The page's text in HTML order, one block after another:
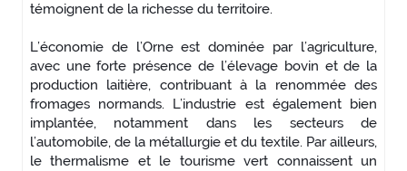
témoignent de la richesse du territoire.
L’économie de l’Orne est dominée par l’agriculture,
avec une forte présence de l’élevage bovin et de la
production laitière, contribuant à la renommée des
fromages normands. L’industrie est également bien
implantée, notamment dans les secteurs de
l’automobile, de la métallurgie et du textile. Par ailleurs,
le thermalisme et le tourisme vert connaissent un